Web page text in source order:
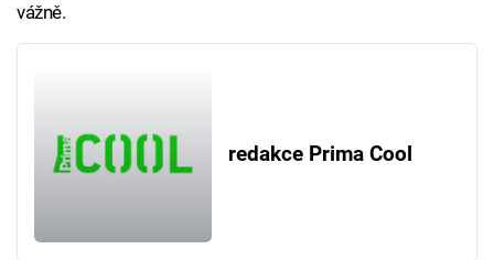
vážně.
redakce Prima Cool